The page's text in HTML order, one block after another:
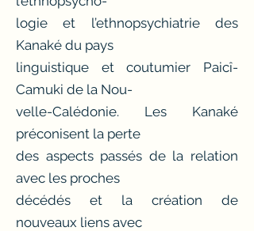
logie et l’ethnopsychiatrie des
Kanaké du pays
linguistique et coutumier Paicî-
Camuki de la Nou-
velle-Calédonie. Les Kanaké
préconisent la perte
des aspects passés de la relation
avec les proches
décédés et la création de
nouveaux liens avec